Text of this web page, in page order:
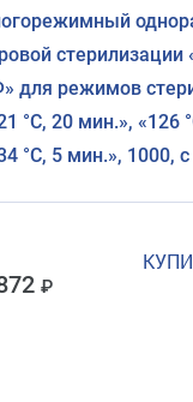
стерилизации
для режимов
°C, 20 мин.», «126
°C, 5 мин.», 1000,